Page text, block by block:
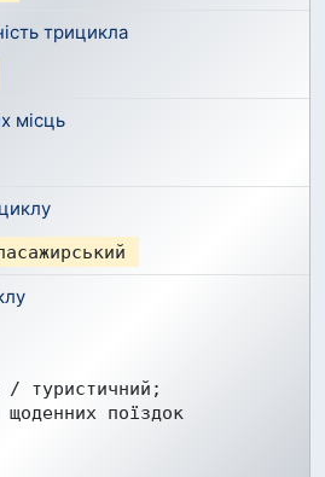
трицикла
місць
/ туристичний;
поїздок